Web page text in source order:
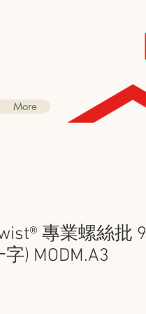
More
專業螺絲批 9
) MODM.A3